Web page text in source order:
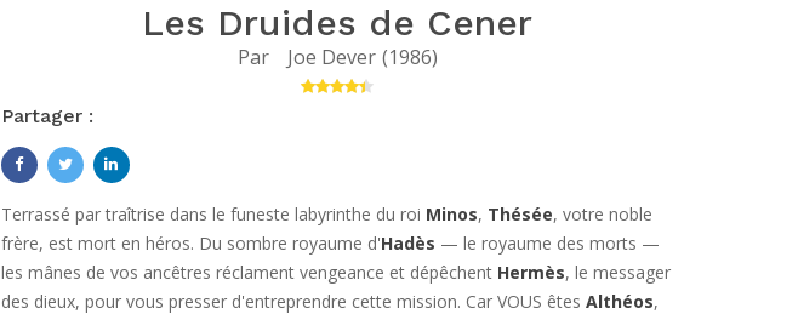
Les Druides de Cener
Par Joe Dever (1986)
Partager :
Terrassé par traîtrise dans le funeste labyrinthe du roi Minos, Thésée, votre noble
frère, est mort en héros. Du sombre royaume d'Hadès — le royaume des morts —
les mânes de vos ancêtres réclament vengeance et dépêchent Hermès, le messager
des dieux, pour vous presser d'entreprendre cette mission. Car VOUS êtes Althéos,